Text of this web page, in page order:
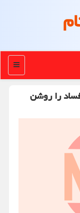
منو
را روشن